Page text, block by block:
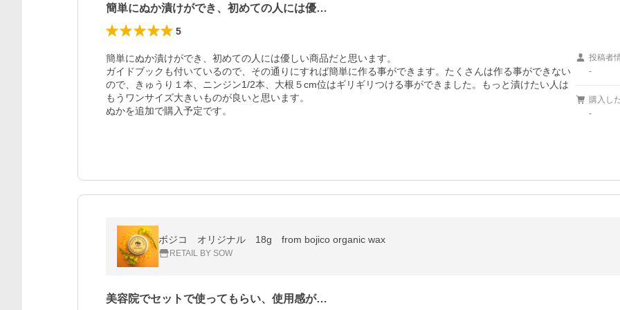
簡単にぬか漬けができ、初めての人には優…
5
簡単にぬか漬けができ、初めての人には優しい商品だと思います。
ガイドブックも付いているので、その通りにすれば簡単に作る事ができます。たくさんは作る事ができない
ので、きゅうり１本、ニンジン1/2本、大根５cm位はギリギリつける事ができました。もっと漬けたい人は
もうワンサイズ大きいものが良いと思います。
ぬかを追加で購入予定です。
投稿者
-
購入し
-
ボジコ オリジナル 18g from bojico organic wax
RETAIL BY SOW
美容院でセットで使ってもらい、使用感が…